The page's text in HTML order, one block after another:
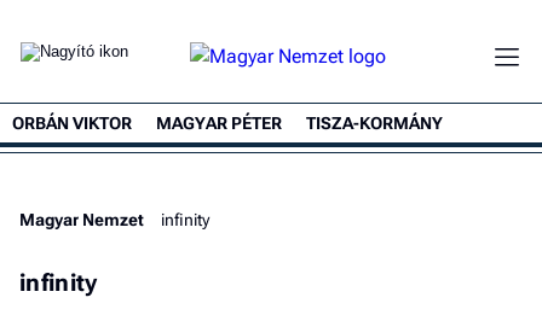
ORBÁN VIKTOR MAGYAR PÉTER TISZA-KORMÁNY
Magyar Nemzet infinity
infinity